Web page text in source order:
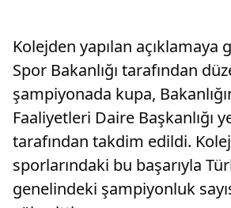
Kolejden yapılan açıklamaya
Spor Bakanlığı tarafından
şampiyonada kupa,
Faaliyetleri Daire Başkanlığı
tarafından takdim edildi.
sporlarındaki bu başarıyla
genelindeki şampiyonluk